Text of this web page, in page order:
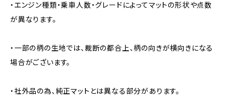
・エンジン種類・乗車人数・グレードによってマットの形状や点数
が異なります。
・一部の柄の生地では、裁断の都合上、柄の向きが横向きになる
場合がございます。
・社外品の為、純正マットとは異なる部分があります。